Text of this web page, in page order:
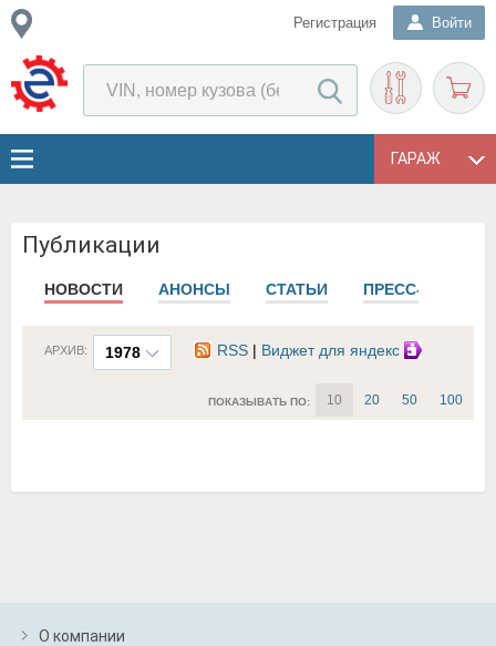
Регистрация Войти
ГАРАЖ
Публикации
НОВОСТИ АНОНСЫ СТАТЬИ ПРЕСС-РЕЛИЗЫ
1978
АРХИВ: RSS | Виджет для яндекс
ПОКАЗЫВАТЬ ПО: 10 20 50 100
О компании